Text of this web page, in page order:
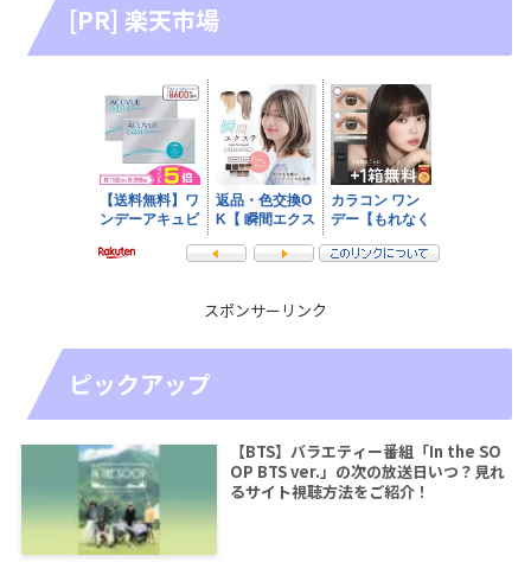
[PR] 楽天市場
スポンサーリンク
ピックアップ
【BTS】バラエティー番組「In the SO
OP BTS ver.」の次の放送日いつ？見れ
るサイト視聴方法をご紹介！